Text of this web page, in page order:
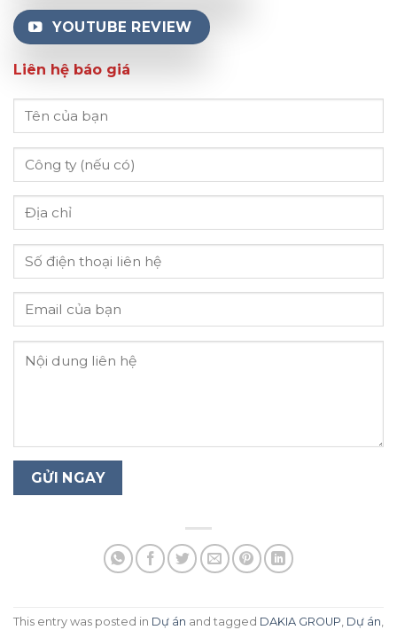
YOUTUBE REVIEW
Liên hệ báo giá
This entry was posted in Dự án and tagged DAKIA GROUP Dự án